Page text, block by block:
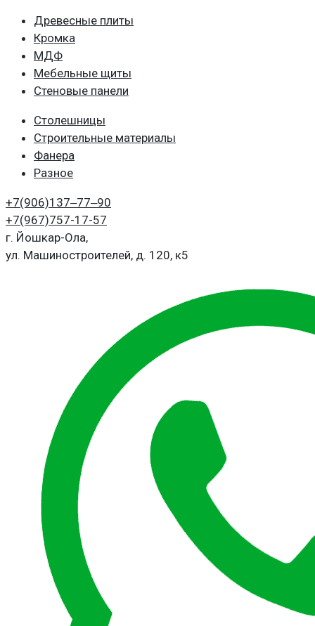
Древесные плиты
Кромка
МДФ
Мебельные щиты
Стеновые панели
Столешницы
Строительные материалы
Фанера
Разное
+7(906)137‒77‒90
+7(967)757-17-57
г. Йошкар-Ола,
ул. Машиностроителей, д. 120, к5